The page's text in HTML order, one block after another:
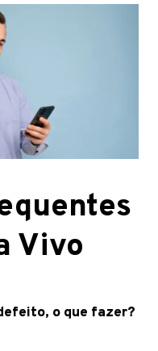
Vivo
o que fazer?